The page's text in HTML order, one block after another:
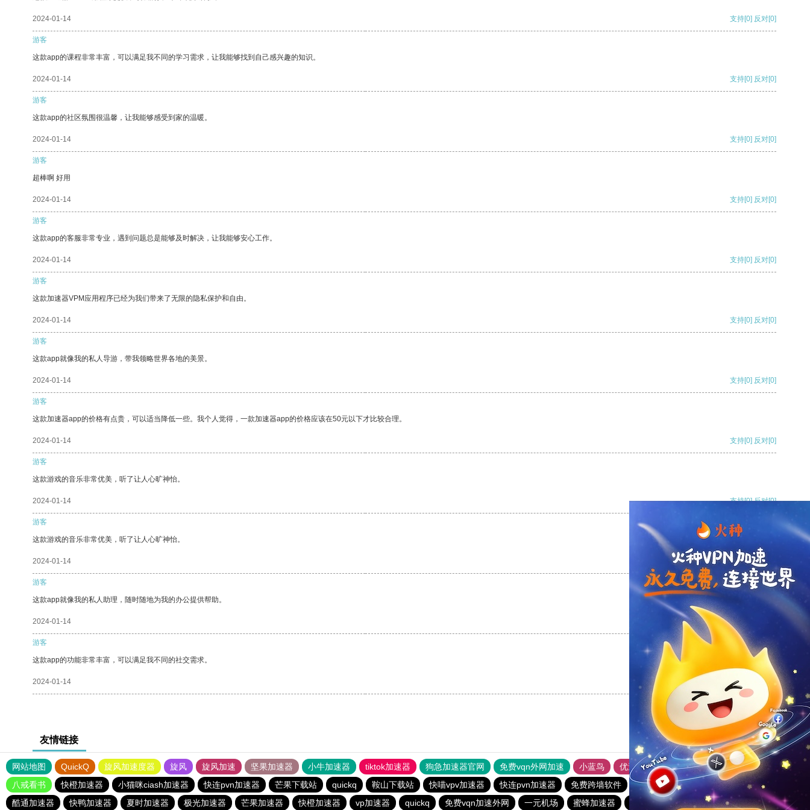
2024-01-14 支持[0] 反对[0]
游客
这款app的课程非常丰富，可以满足我不同的学习需求，让我能够找到自己感兴趣的知识。
2024-01-14 支持[0] 反对[0]
游客
这款app的社区氛围很温馨，让我能够感受到家的温暖。
2024-01-14 支持[0] 反对[0]
游客
超棒啊 好用
2024-01-14 支持[0] 反对[0]
游客
这款app的客服非常专业，遇到问题总是能够及时解决，让我能够安心工作。
2024-01-14 支持[0] 反对[0]
游客
这款加速器VPM应用程序已经为我们带来了无限的隐私保护和自由。
2024-01-14 支持[0] 反对[0]
游客
这款app就像我的私人导游，带我领略世界各地的美景。
2024-01-14 支持[0] 反对[0]
游客
这款加速器app的价格有点贵，可以适当降低一些。我个人觉得，一款加速器app的价格应该在50元以下才比较合理。
2024-01-14 支持[0] 反对[0]
游客
这款游戏的音乐非常优美，听了让人心旷神怡。
2024-01-14 支持[0] 反对[0]
游客
这款游戏的音乐非常优美，听了让人心旷神怡。
2024-01-14 支持[0] 反对
游客
这款app就像我的私人助理，随时随地为我的办公提供帮助。
2024-01-14 支持
游客
这款app的功能非常丰富，可以满足我不同的社交需求。
2024-01-14 支持 反对 [0]
友情链接
网站地图 QuickQ 旋风加速度器 旋风 旋风加速 坚果加速器 小牛加速器 tiktok加速器 狗急加速器官网 免费vqn外网加速 小蓝鸟 优途加速器官网 风驰加速器
旋风加速器
八戒看书
快橙加速器 小猫咪ciash加速器 快连pvn加速器 芒果下载站 quickq 鞍山下载站 快喵vpv加速器 快连pvn加速器 免费跨墙软件 旋风加速度器
苹果免费vqn
酷通加速器
快鸭加速器 夏时加速器 极光加速器 芒果加速器 快橙加速器 vp加速器 quickq 免费vqn加速外网 一元机场 蜜蜂加速器 闪电猫加速器 猎豹加速器 一元机场